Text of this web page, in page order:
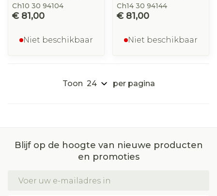
Ch10 30 94104
€ 81,00
Niet beschikbaar
Ch14 30 94144
€ 81,00
Niet beschikbaar
Toon per pagina
Blijf op de hoogte van nieuwe producten
en promoties